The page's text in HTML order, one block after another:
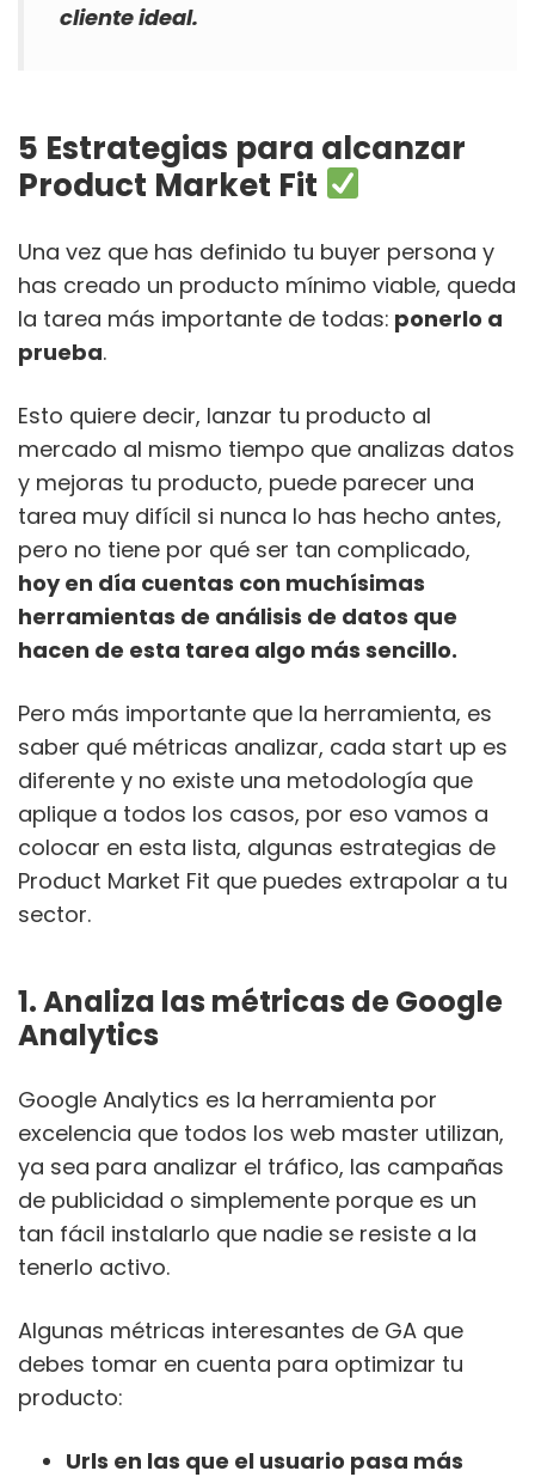
cliente ideal.
5 Estrategias para alcanzar
Product Market Fit
Una vez que has definido tu buyer persona y
has creado un producto mínimo viable, queda
la tarea más importante de todas: ponerlo a
prueba.
Esto quiere decir, lanzar tu producto al
mercado al mismo tiempo que analizas datos
y mejoras tu producto, puede parecer una
tarea muy difícil si nunca lo has hecho antes,
pero no tiene por qué ser tan complicado,
hoy en día cuentas con muchísimas
herramientas de análisis de datos que
hacen de esta tarea algo más sencillo.
Pero más importante que la herramienta, es
saber qué métricas analizar, cada start up es
diferente y no existe una metodología que
aplique a todos los casos, por eso vamos a
colocar en esta lista, algunas estrategias de
Product Market Fit que puedes extrapolar a tu
sector.
1. Analiza las métricas de Google
Analytics
Google Analytics es la herramienta por
excelencia que todos los web master utilizan,
ya sea para analizar el tráfico, las campañas
de publicidad o simplemente porque es un
tan fácil instalarlo que nadie se resiste a la
tenerlo activo.
Algunas métricas interesantes de GA que
debes tomar en cuenta para optimizar tu
producto:
Urls en las que el usuario pasa más